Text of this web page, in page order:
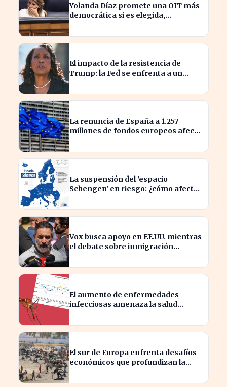
Yolanda Díaz promete una OIT más
democrática si es elegida,
El impacto de la resistencia de
Trump: la Fed se enfrenta a un
La renuncia de España a 1.257
millones de fondos europeos afecta
La suspensión del 'espacio
Schengen' en riesgo: ¿cómo afecta
Vox busca apoyo en EE.UU. mientras
el debate sobre inmigración
El aumento de enfermedades
infecciosas amenaza la salud
El sur de Europa enfrenta desafíos
económicos que profundizan la